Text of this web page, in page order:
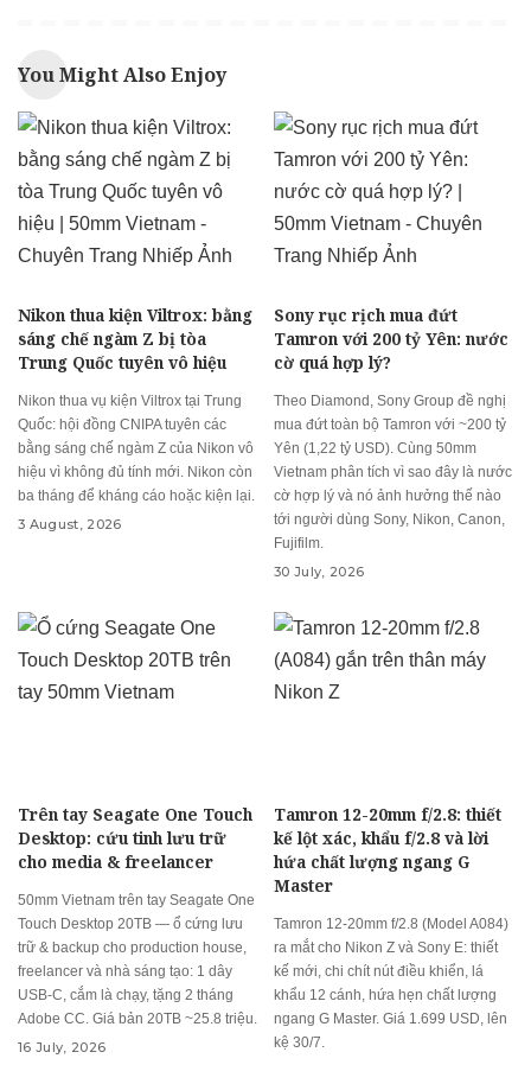
You Might Also Enjoy
Nikon thua kiện Viltrox: bằng
sáng chế ngàm Z bị tòa
Trung Quốc tuyên vô hiệu
Nikon thua vụ kiện Viltrox tại Trung
Quốc: hội đồng CNIPA tuyên các
bằng sáng chế ngàm Z của Nikon vô
hiệu vì không đủ tính mới. Nikon còn
ba tháng để kháng cáo hoặc kiện lại.
3 August, 2026
Sony rục rịch mua đứt
Tamron với 200 tỷ Yên: nước
cờ quá hợp lý?
Theo Diamond, Sony Group đề nghị
mua đứt toàn bộ Tamron với ~200 tỷ
Yên (1,22 tỷ USD). Cùng 50mm
Vietnam phân tích vì sao đây là nước
cờ hợp lý và nó ảnh hưởng thế nào
tới người dùng Sony, Nikon, Canon,
Fujifilm.
30 July, 2026
Trên tay Seagate One Touch
Desktop: cứu tinh lưu trữ
cho media & freelancer
50mm Vietnam trên tay Seagate One
Touch Desktop 20TB — ổ cứng lưu
trữ & backup cho production house,
freelancer và nhà sáng tạo: 1 dây
USB-C, cắm là chạy, tặng 2 tháng
Adobe CC. Giá bản 20TB ~25.8 triệu.
16 July, 2026
Tamron 12-20mm f/2.8: thiết
kế lột xác, khẩu f/2.8 và lời
hứa chất lượng ngang G
Master
Tamron 12-20mm f/2.8 (Model A084)
ra mắt cho Nikon Z và Sony E: thiết
kế mới, chi chít nút điều khiển, lá
khẩu 12 cánh, hứa hẹn chất lượng
ngang G Master. Giá 1.699 USD, lên
kệ 30/7.